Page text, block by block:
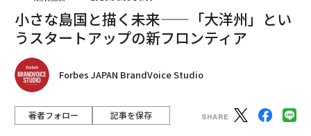
小さな島国と描く未来——「大洋州」とい
うスタートアップの新フロンティア
Forbes JAPAN BrandVoice Studio
著者フォロー 記事を保存